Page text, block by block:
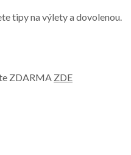
tipy na výlety a dovolenou.
ZDARMA ZDE